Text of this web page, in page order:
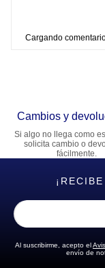
Cargando
Cambios y
Si algo no llega como
solicita cambio o
fácilmente.
Al suscribirme, acepto el
envío de